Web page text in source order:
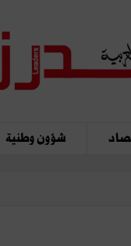
شؤون وطنية